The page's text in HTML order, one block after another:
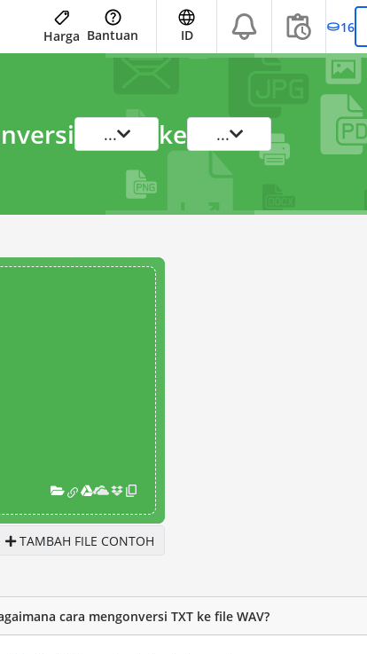
Harga Bantuan ID 16
... ke ...
TAMBAH FILE CONTOH
cara mengonversi TXT ke file WAV?